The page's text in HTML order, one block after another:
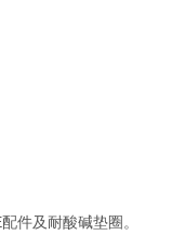
件及耐酸碱垫圈。